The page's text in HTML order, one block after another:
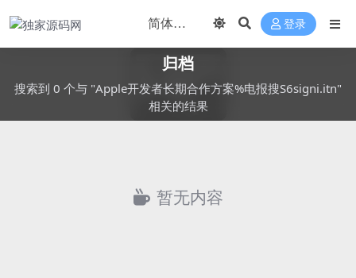
登录
归档
搜索到 0 个与 "Apple开发者长期合作方案%电报搜S6signi.itn"
相关的结果
暂无内容